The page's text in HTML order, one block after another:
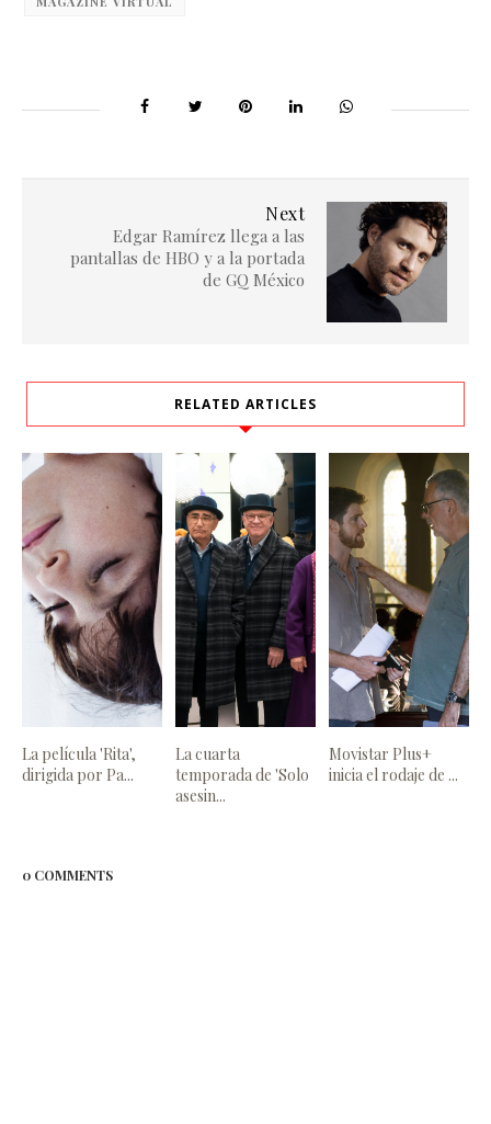
Next
Edgar Ramírez llega a las
pantallas de HBO y a la portada
de GQ México
RELATED ARTICLES
La película 'Rita',
dirigida por Pa...
La cuarta
temporada de 'Solo
asesin...
Movistar Plus+
inicia el rodaje de ...
0 COMMENTS